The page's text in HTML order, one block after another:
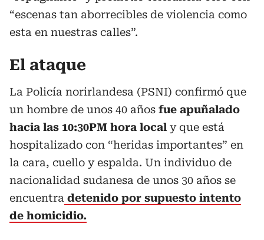
“escenas tan aborrecibles de violencia como
esta en nuestras calles”.
El ataque
La Policía norirlandesa (PSNI) confirmó que
un hombre de unos 40 años fue apuñalado
hacia las 10:30PM hora local y que está
hospitalizado con “heridas importantes” en
la cara, cuello y espalda. Un individuo de
nacionalidad sudanesa de unos 30 años se
encuentra detenido por supuesto intento
de homicidio.